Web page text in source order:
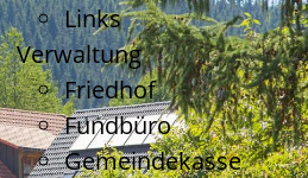
Links
Verwaltung
Friedhof
Fundbüro
Gemeindekasse